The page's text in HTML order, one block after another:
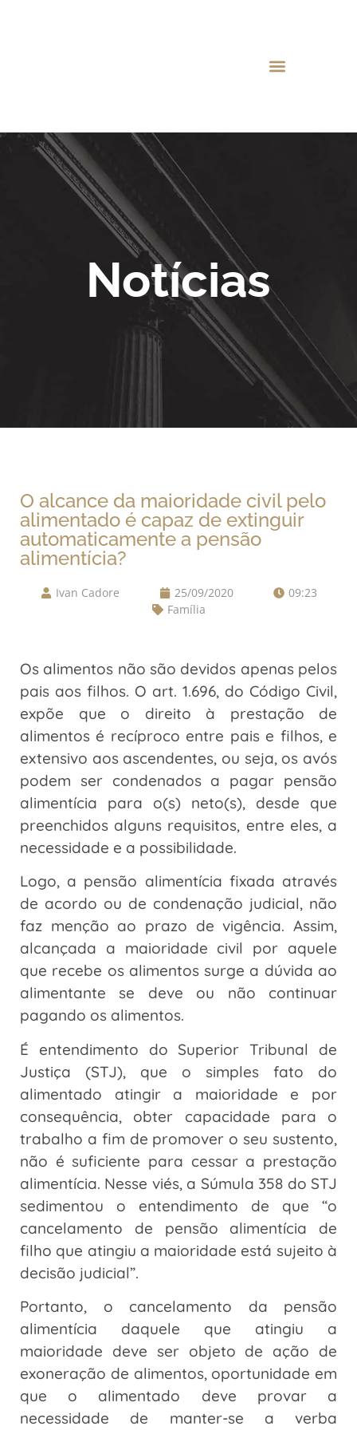
Notícias
O alcance da maioridade civil pelo
alimentado é capaz de extinguir
automaticamente a pensão
alimentícia?
Ivan Cadore 25/09/2020
09:23
Família
Os alimentos não são devidos apenas pelos
pais aos filhos. O art. 1.696, do Código Civil,
expõe que o direito à prestação de
alimentos é recíproco entre pais e filhos, e
extensivo aos ascendentes, ou seja, os avós
podem ser condenados a pagar pensão
alimentícia para o(s) neto(s), desde que
preenchidos alguns requisitos, entre eles, a
necessidade e a possibilidade.
Logo, a pensão alimentícia fixada através
de acordo ou de condenação judicial, não
faz menção ao prazo de vigência. Assim,
alcançada a maioridade civil por aquele
que recebe os alimentos surge a dúvida ao
alimentante se deve ou não continuar
pagando os alimentos.
É entendimento do Superior Tribunal de
Justiça (STJ), que o simples fato do
alimentado atingir a maioridade e por
consequência, obter capacidade para o
trabalho a fim de promover o seu sustento,
não é suficiente para cessar a prestação
alimentícia. Nesse viés, a Súmula 358 do STJ
sedimentou o entendimento de que “o
cancelamento de pensão alimentícia de
filho que atingiu a maioridade está sujeito à
decisão judicial”.
Portanto, o cancelamento da pensão
alimentícia daquele que atingiu a
maioridade deve ser objeto de ação de
exoneração de alimentos, oportunidade em
que o alimentado deve provar a
necessidade de manter-se a verba